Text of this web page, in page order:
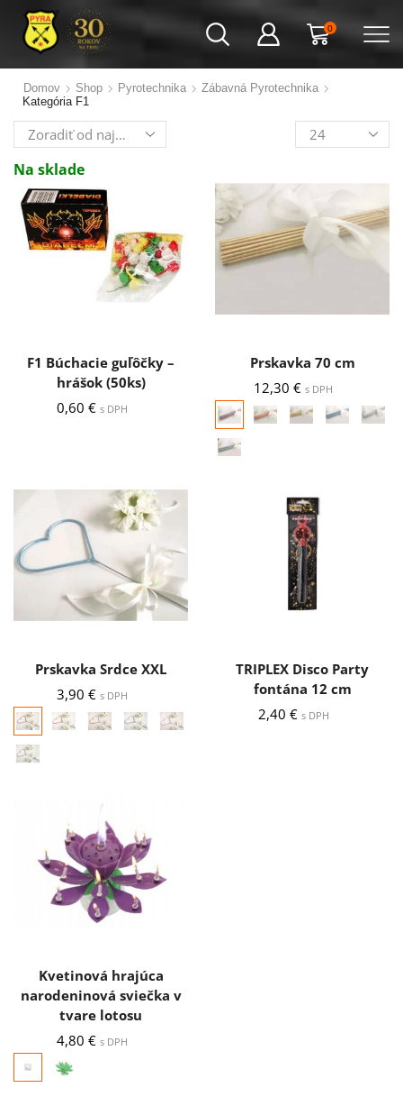
0
Domov Shop Pyrotechnika
Zábavná Pyrotechnika
Kategória F1
Výrobkov
na
Na sklade
F1 Búchacie guľôčky –
hrášok (50ks)
0,60 € s DPH
Prskavka 70 cm
12,30 € s DPH
Prskavka Srdce XXL
3,90 € s DPH
TRIPLEX Disco Party
fontána 12 cm
2,40 € s DPH
Kvetinová hrajúca
narodeninová sviečka v
tvare lotosu
4,80 € s DPH